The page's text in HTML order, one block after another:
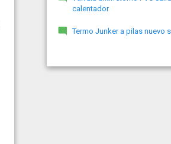
calentador
Termo Junker a pilas nuevo